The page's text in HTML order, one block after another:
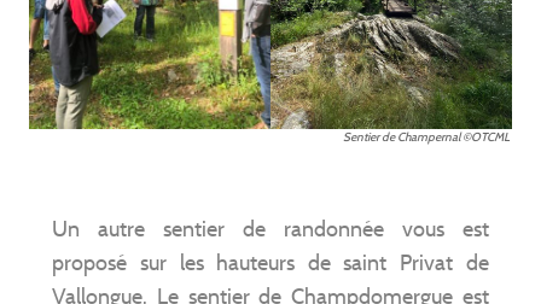
Sentier de Champernal ©OTCML
Un autre sentier de randonnée vous est
proposé sur les hauteurs de saint Privat de
Vallongue. Le sentier de Champdomergue est